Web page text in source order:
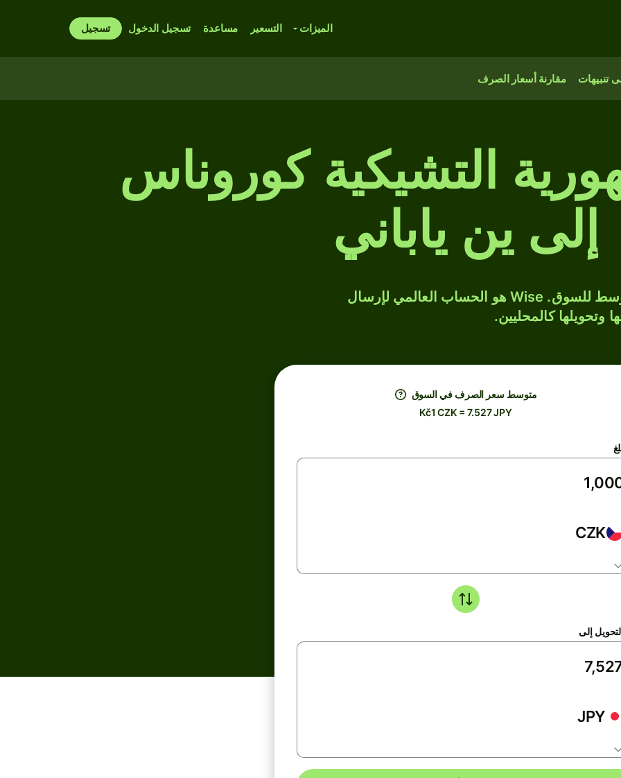
الميزات التسعير مساعدة تسجيل الدخول تسجيل
تنبيهات مقارنة أسعار الصرف
التشيكية كوروناس
إلى ين ياباني
حوّل CZK إلى JPY بسعر الصرف المتوسط للسوق. Wise هو الحساب العالمي لإرسال
وتحويلها كالمحليين.
متوسط ​​سعر الصرف في السوق
Kč1 CZK = 7.527 JPY
CZK
إلى
JPY